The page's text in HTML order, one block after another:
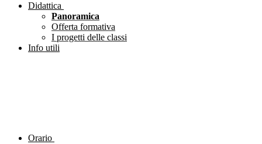
Didattica
Panoramica
Offerta formativa
I progetti delle classi
Info utili
Orario